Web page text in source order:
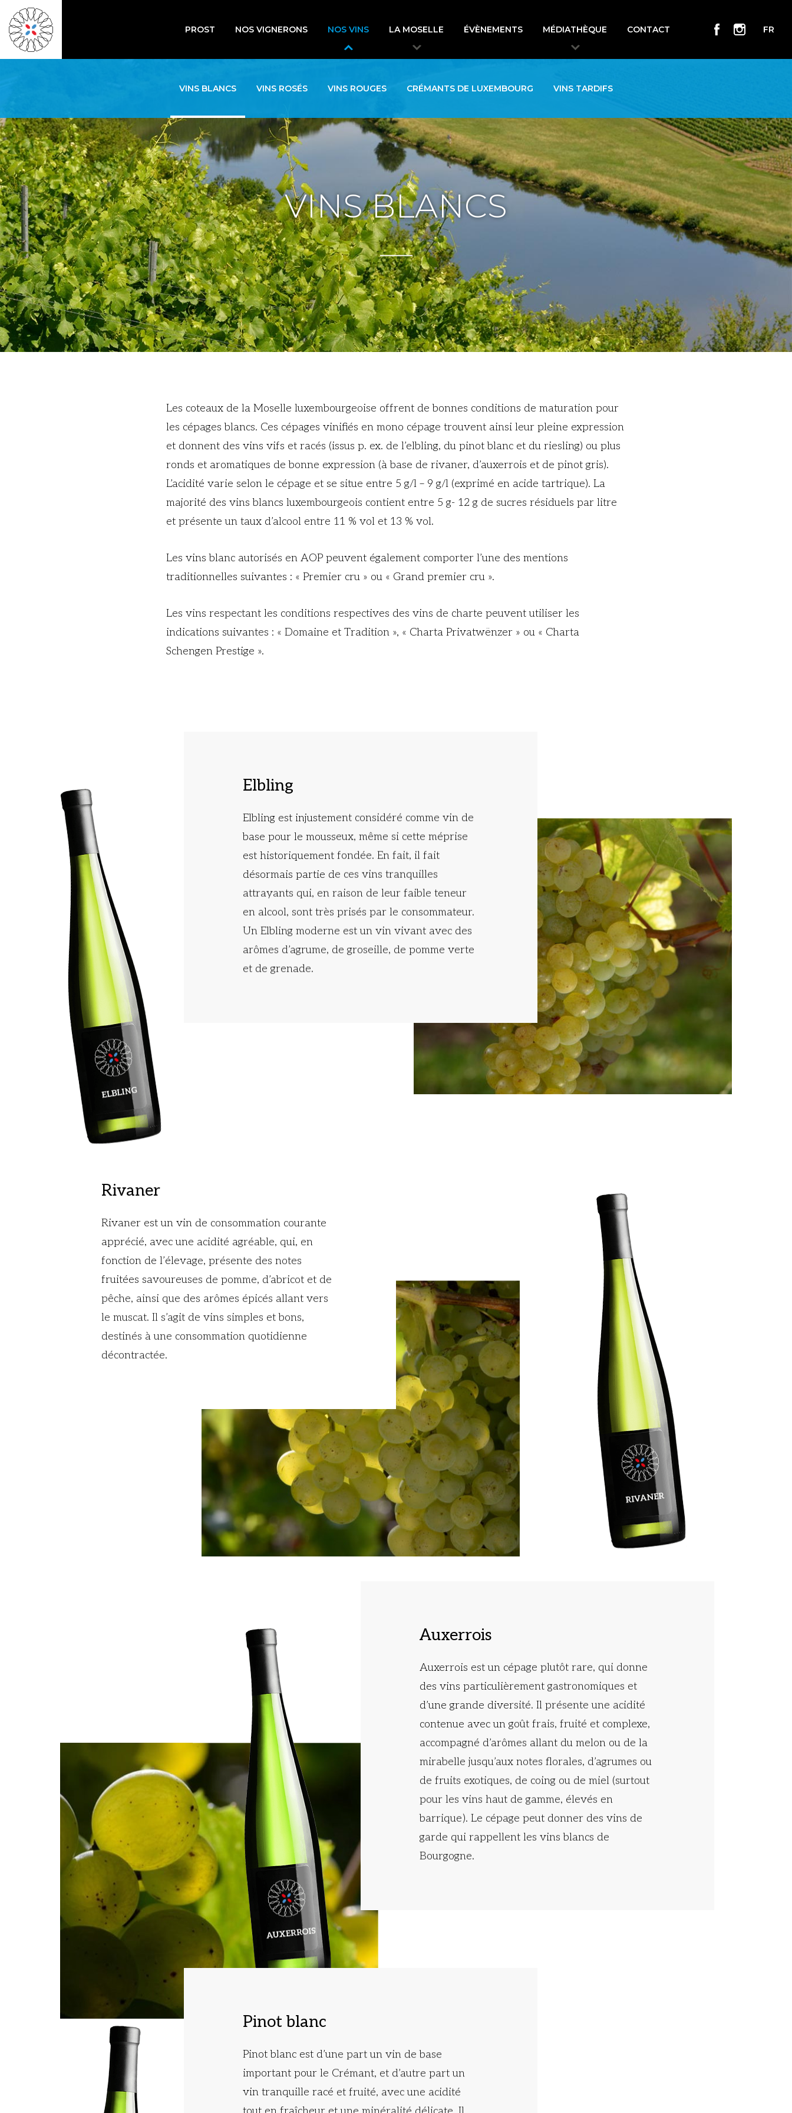
PROST NOS VIGNERONS NOS VINS
VINS BLANCS VINS ROSÉS VINS ROUGES CRÉMANTS DE LUXEMBOURG VINS TARDIFS
LA MOSELLE ÉVÈNEMENTS MÉDIATHÈQUE CONTACT FR
VINSBLANCS
Les coteaux de la Moselle luxembourgeoise offrent de bonnes conditions de maturation pour
les cépages blancs. Ces cépages vinifiés en mono cépage trouvent ainsi leur pleine expression
et donnent des vins vifs et racés (issus p. ex. de l’elbling, du pinot blanc et du riesling) ou plus
ronds et aromatiques de bonne expression (à base de rivaner, d’auxerrois et de pinot gris).
L’acidité varie selon le cépage et se situe entre 5 g/l – 9 g/l (exprimé en acide tartrique). La
majorité des vins blancs luxembourgeois contient entre 5 g- 12 g de sucres résiduels par litre
et présente un taux d’alcool entre 11 % vol et 13 % vol.
Les vins blanc autorisés en AOP peuvent également comporter l’une des mentions
traditionnelles suivantes : « Premier cru » ou « Grand premier cru ».
Les vins respectant les conditions respectives des vins de charte peuvent utiliser les
indications suivantes : « Domaine et Tradition », « Charta Privatwënzer » ou « Charta
Schengen Prestige ».
Elbling
Elbling est injustement considéré comme vin de
base pour le mousseux, même si cette méprise
est historiquement fondée. En fait, il fait
désormais partie de ces vins tranquilles
attrayants qui, en raison de leur faible teneur
en alcool, sont très prisés par le consommateur.
Un Elbling moderne est un vin vivant avec des
arômes d’agrume, de groseille, de pomme verte
et de grenade.
Rivaner
Rivaner est un vin de consommation courante
apprécié, avec une acidité agréable, qui, en
fonction de l’élevage, présente des notes
fruitées savoureuses de pomme, d’abricot et de
pêche, ainsi que des arômes épicés allant vers
le muscat. Il s’agit de vins simples et bons,
destinés à une consommation quotidienne
décontractée.
Auxerrois
Auxerrois est un cépage plutôt rare, qui donne
des vins particulièrement gastronomiques et
d’une grande diversité. Il présente une acidité
contenue avec un goût frais, fruité et complexe,
accompagné d’arômes allant du melon ou de la
mirabelle jusqu’aux notes florales, d’agrumes ou
de fruits exotiques, de coing ou de miel (surtout
pour les vins haut de gamme, élevés en
barrique ). Le cépage peut donner des vins de
garde qui rappellent les vins blancs de
Bourgogne.
Pinot blanc
Pinot blanc est d’une part un vin de base
important pour le Crémant, et d’autre part un
vin tranquille racé et fruité, avec une acidité